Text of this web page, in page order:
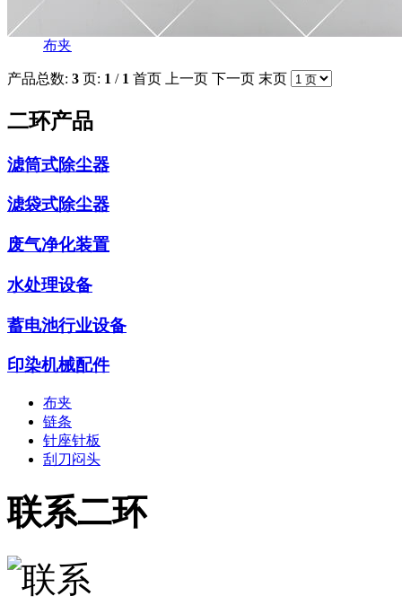
布夹
产品总数: 3 页: 1 / 1 首页 上一页 下一页 末页
二环产品
滤筒式除尘器
滤袋式除尘器
废气净化装置
水处理设备
蓄电池行业设备
印染机械配件
布夹
链条
针座针板
刮刀闷头
联系二环